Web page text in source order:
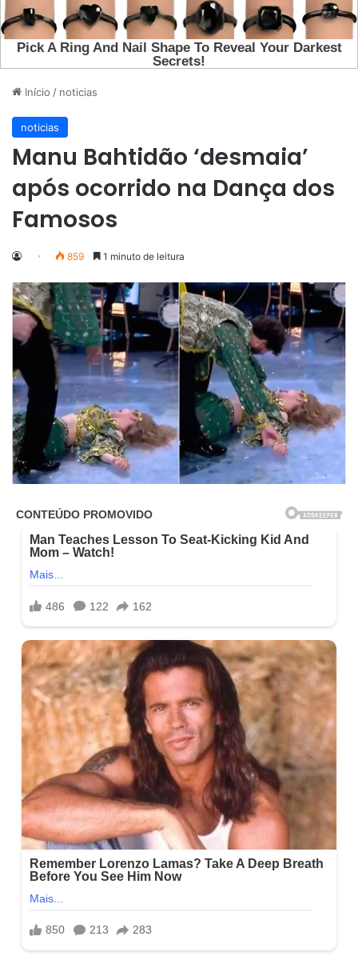
Início / noticias
noticias
Manu Bahtidão ‘desmaia’
após ocorrido na Dança dos
Famosos
859 1 minuto de leitura